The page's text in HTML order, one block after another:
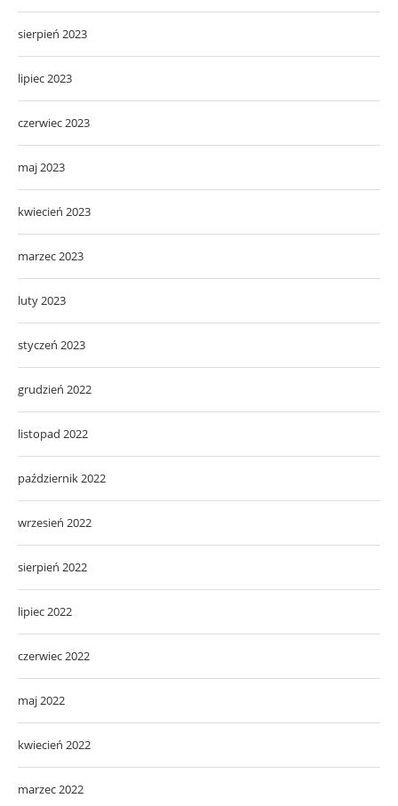
sierpień 2023
lipiec 2023
czerwiec 2023
maj 2023
kwiecień 2023
marzec 2023
luty 2023
styczeń 2023
grudzień 2022
listopad 2022
październik 2022
wrzesień 2022
sierpień 2022
lipiec 2022
czerwiec 2022
maj 2022
kwiecień 2022
marzec 2022